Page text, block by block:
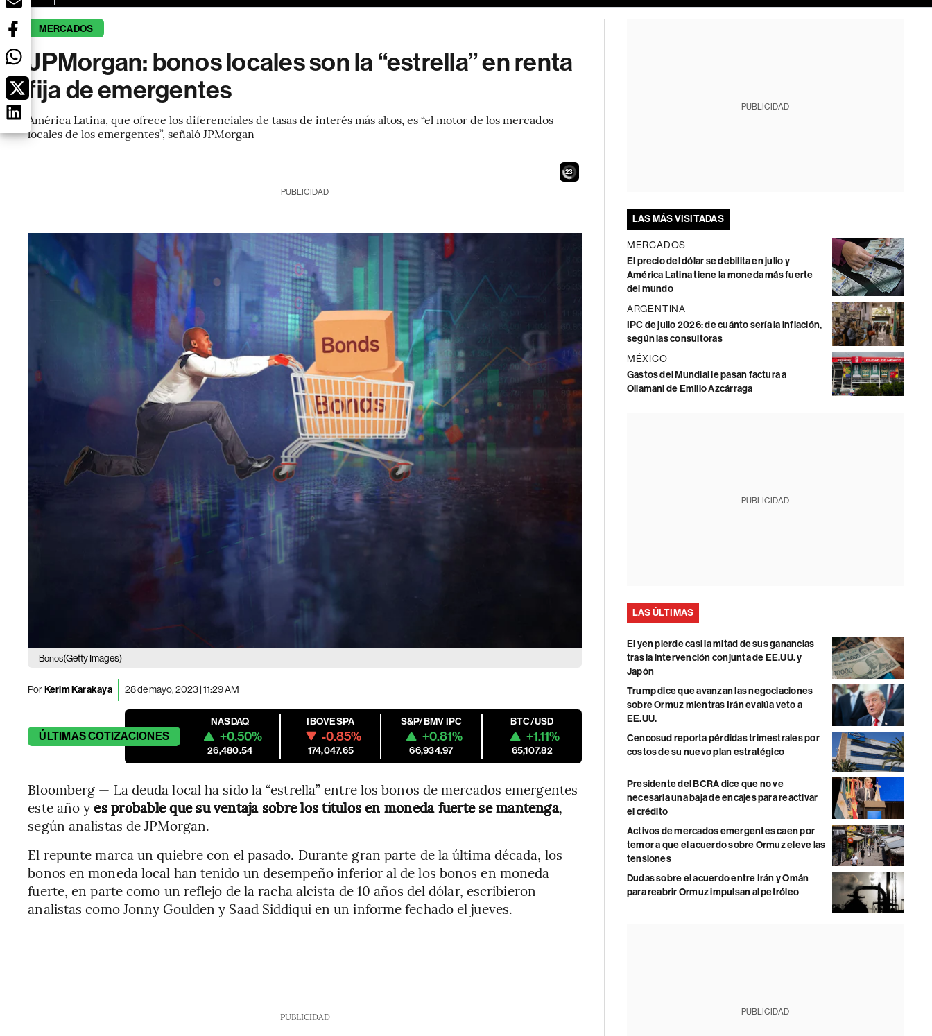
MERCADOS
JPMorgan: bonos locales son la “estrella” en renta
fija de emergentes
América Latina, que ofrece los diferenciales de tasas de interés más altos, es “el motor de los mercados
locales de los emergentes”, señaló JPMorgan
21
PUBLICIDAD
Bonos(Getty Images)
PorKerim Karakaya 28 de mayo, 2023 | 11:29 AM
ÚLTIMASCOTIZACIONES
NASDAQ
+0.50%
26,480.54
IBOVESPA
-0.85%
174,047.65
S&P/BMV IPC
+0.81%
66,934.97
BTC/USD
+1.11%
65,107.82
Bloomberg — La deuda local ha sido la “estrella” entre los bonos de mercados emergentes
este año yes probable que su ventaja sobre los títulos en moneda fuerte se mantenga,
según analistas de JPMorgan.
El repunte marca un quiebre con el pasado. Durante gran parte de la última década, los
bonos en moneda local han tenido un desempeño inferior al de los bonos en moneda
fuerte, en parte como un reflejo de la racha alcista de 10 años del dólar, escribieron
analistas como Jonny Goulden y Saad Siddiqui en un informe fechado el jueves.
PUBLICIDAD
PUBLICIDAD
LAS MÁS VISITADAS
MERCADOS
El precio del dólar se debilita en julio y
América Latina tiene la moneda más fuerte
del mundo
ARGENTINA
IPC de julio 2026: de cuánto sería la inflación,
según las consultoras
MÉXICO
Gastos del Mundial le pasan factura a
Ollamani de Emilio Azcárraga
PUBLICIDAD
LAS ÚLTIMAS
El yen pierde casi la mitad de sus ganancias
tras la intervención conjunta de EE.UU. y
Japón
Trump dice que avanzan las negociaciones
sobre Ormuz mientras Irán evalúa veto a
EE.UU.
Cencosud reporta pérdidas trimestrales por
costos de su nuevo plan estratégico
Presidente del BCRA dice que no ve
necesaria una baja de encajes para reactivar
el crédito
Activos de mercados emergentes caen por
temor a que el acuerdo sobre Ormuz eleve las
tensiones
Dudas sobre el acuerdo entre Irán y Omán
para reabrir Ormuz impulsan al petróleo
PUBLICIDAD